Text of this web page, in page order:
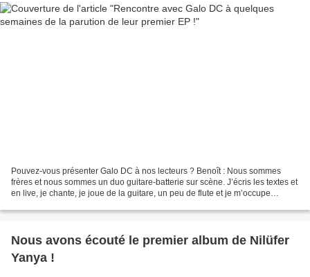
Pouvez-vous présenter Galo DC à nos lecteurs ? Benoît : Nous sommes
frères et nous sommes un duo guitare-batterie sur scène. J’écris les textes et
en live, je chante, je joue de la guitare, un peu de flute et je m’occupe
Nous avons écouté le premier album de Nilüfer
Yanya !